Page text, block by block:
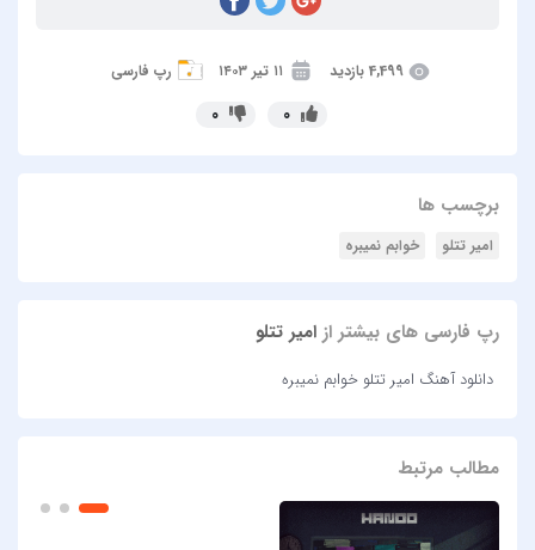
4,499 بازدید ۱۱ تیر ۱۴۰۳ رپ فارسی
برچسب ها
امیر تتلو خوابم نمیبره
رپ فارسی های بیشتر از امیر تتلو
دانلود آهنگ امیر تتلو خوابم نمیبره
مطالب مرتبط